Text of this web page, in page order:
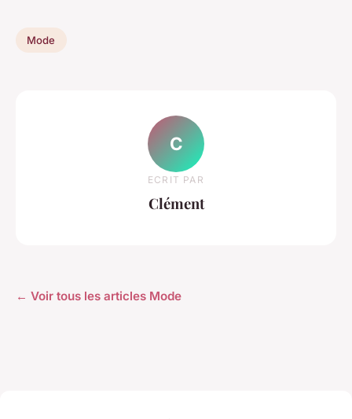
Mode
C
ECRIT PAR
Clément
← Voir tous les articles Mode